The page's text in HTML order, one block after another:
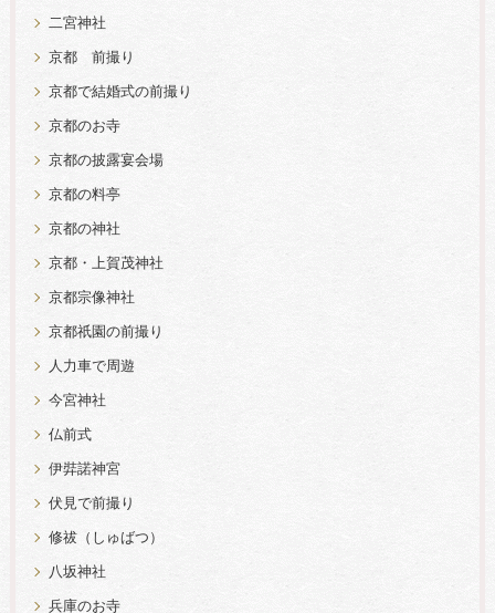
二宮神社
京都 前撮り
京都で結婚式の前撮り
京都のお寺
京都の披露宴会場
京都の料亭
京都の神社
京都・上賀茂神社
京都宗像神社
京都祇園の前撮り
人力車で周遊
今宮神社
仏前式
伊弉諾神宮
伏見で前撮り
修祓（しゅばつ）
八坂神社
兵庫のお寺